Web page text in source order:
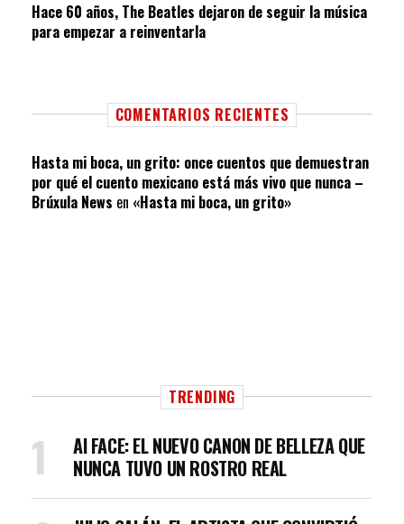
Hace 60 años, The Beatles dejaron de seguir la música
para empezar a reinventarla
COMENTARIOS RECIENTES
Hasta mi boca, un grito: once cuentos que demuestran
por qué el cuento mexicano está más vivo que nunca –
Brúxula News en «Hasta mi boca, un grito»
TRENDING
AI FACE: EL NUEVO CANON DE BELLEZA QUE
NUNCA TUVO UN ROSTRO REAL